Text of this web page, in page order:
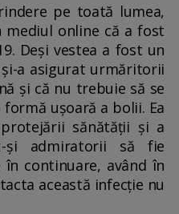
pe toată lumea,
online că a fost
Deși vestea a fost un
a asigurat urmăritorii
și că nu trebuie să se
ușoară a bolii. Ea
sănătății și a
și admiratorii să fie
continuare, având în
această infecție nu